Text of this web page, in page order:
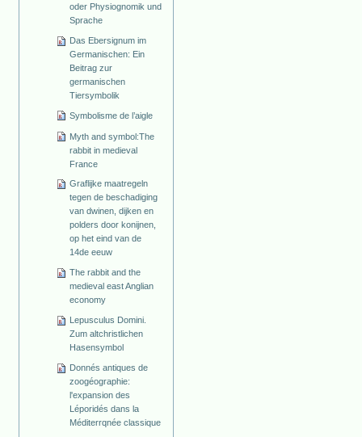
oder Physiognomik und
Sprache
Das Ebersignum im
Germanischen: Ein
Beitrag zur
germanischen
Tiersymbolik
Symbolisme de l’aigle
Myth and symbol:The
rabbit in medieval
France
Graflijke maatregeln
tegen de beschadiging
van dwinen, dijken en
polders door konijnen,
op het eind van de
14de eeuw
The rabbit and the
medieval east Anglian
economy
Lepusculus Domini.
Zum altchristlichen
Hasensymbol
Donnés antiques de
zoogéographie:
l'expansion des
Léporidés dans la
Méditerrqnée classique